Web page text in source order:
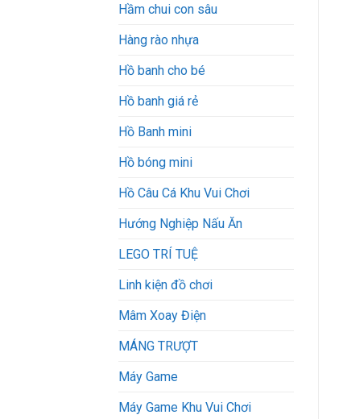
Hầm chui con sâu
Hàng rào nhựa
Hồ banh cho bé
Hồ banh giá rẻ
Hồ Banh mini
Hồ bóng mini
Hồ Câu Cá Khu Vui Chơi
Hướng Nghiệp Nấu Ăn
LEGO TRÍ TUỆ
Linh kiện đồ chơi
Mâm Xoay Điện
MÁNG TRƯỢT
Máy Game
Máy Game Khu Vui Chơi